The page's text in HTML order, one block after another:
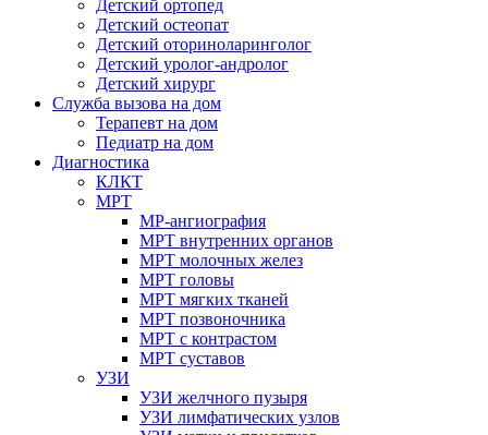
Детский ортопед
Детский остеопат
Детский оториноларинголог
Детский уролог-андролог
Детский хирург
Служба вызова на дом
Терапевт на дом
Педиатр на дом
Диагностика
КЛКТ
МРТ
МР-ангиография
МРТ внутренних органов
МРТ молочных желез
МРТ головы
МРТ мягких тканей
МРТ позвоночника
МРТ с контрастом
МРТ суставов
УЗИ
УЗИ желчного пузыря
УЗИ лимфатических узлов